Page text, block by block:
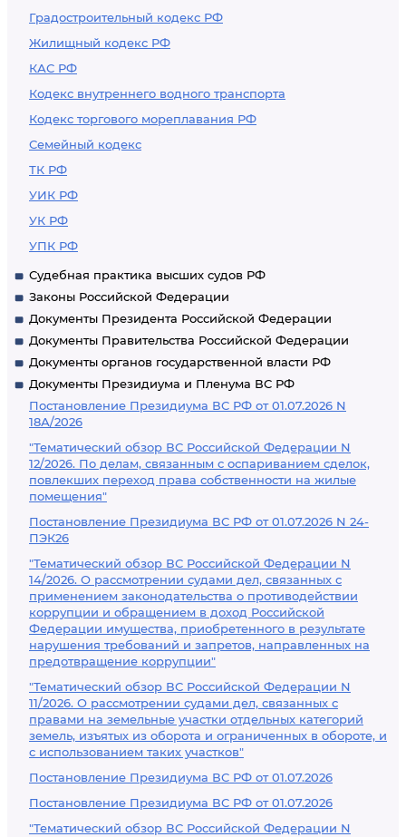
Градостроительный кодекс РФ
Жилищный кодекс РФ
КАС РФ
Кодекс внутреннего водного транспорта
Кодекс торгового мореплавания РФ
Семейный кодекс
ТК РФ
УИК РФ
УК РФ
УПК РФ
Судебная практика высших судов РФ
Законы Российской Федерации
Документы Президента Российской Федерации
Документы Правительства Российской Федерации
Документы органов государственной власти РФ
Документы Президиума и Пленума ВС РФ
Постановление Президиума ВС РФ от 01.07.2026 N
18А/2026
"Тематический обзор ВС Российской Федерации N
12/2026. По делам, связанным с оспариванием сделок,
повлекших переход права собственности на жилые
помещения"
Постановление Президиума ВС РФ от 01.07.2026 N 24-
ПЭК26
"Тематический обзор ВС Российской Федерации N
14/2026. О рассмотрении судами дел, связанных с
применением законодательства о противодействии
коррупции и обращением в доход Российской
Федерации имущества, приобретенного в результате
нарушения требований и запретов, направленных на
предотвращение коррупции"
"Тематический обзор ВС Российской Федерации N
11/2026. О рассмотрении судами дел, связанных с
правами на земельные участки отдельных категорий
земель, изъятых из оборота и ограниченных в обороте, и
с использованием таких участков"
Постановление Президиума ВС РФ от 01.07.2026
Постановление Президиума ВС РФ от 01.07.2026
"Тематический обзор ВС Российской Федерации N